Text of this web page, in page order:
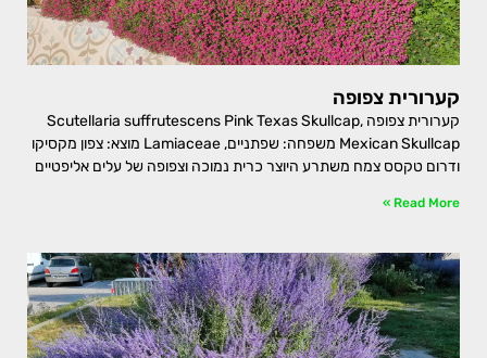
קערורית צפופה
קערורית צפופה Scutellaria suffrutescens Pink Texas Skullcap,
Mexican Skullcap משפחה: שפתניים, Lamiaceae מוצא: צפון מקסיקו
ודרום טקסס צמח משתרע היוצר כרית נמוכה וצפופה של עלים אליפטיים
Read More »